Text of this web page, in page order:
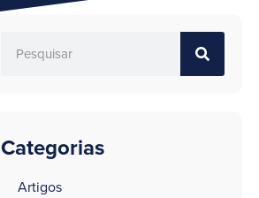
Categorias
Artigos